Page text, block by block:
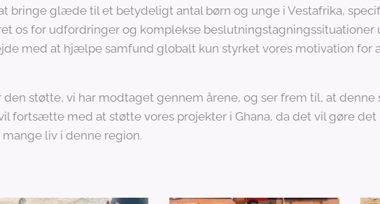
bringe glæde til et betydeligt antal børn og unge i Vestafrika,
os for udfordringer og komplekse beslutningstagningssituationer
med at hjælpe samfund globalt kun styrket vores motivation for
støtte, vi har modtaget gennem årene, og ser frem til, at
fortsætte med at støtte vores projekter i Ghana, da det vil gøre
liv i denne region.